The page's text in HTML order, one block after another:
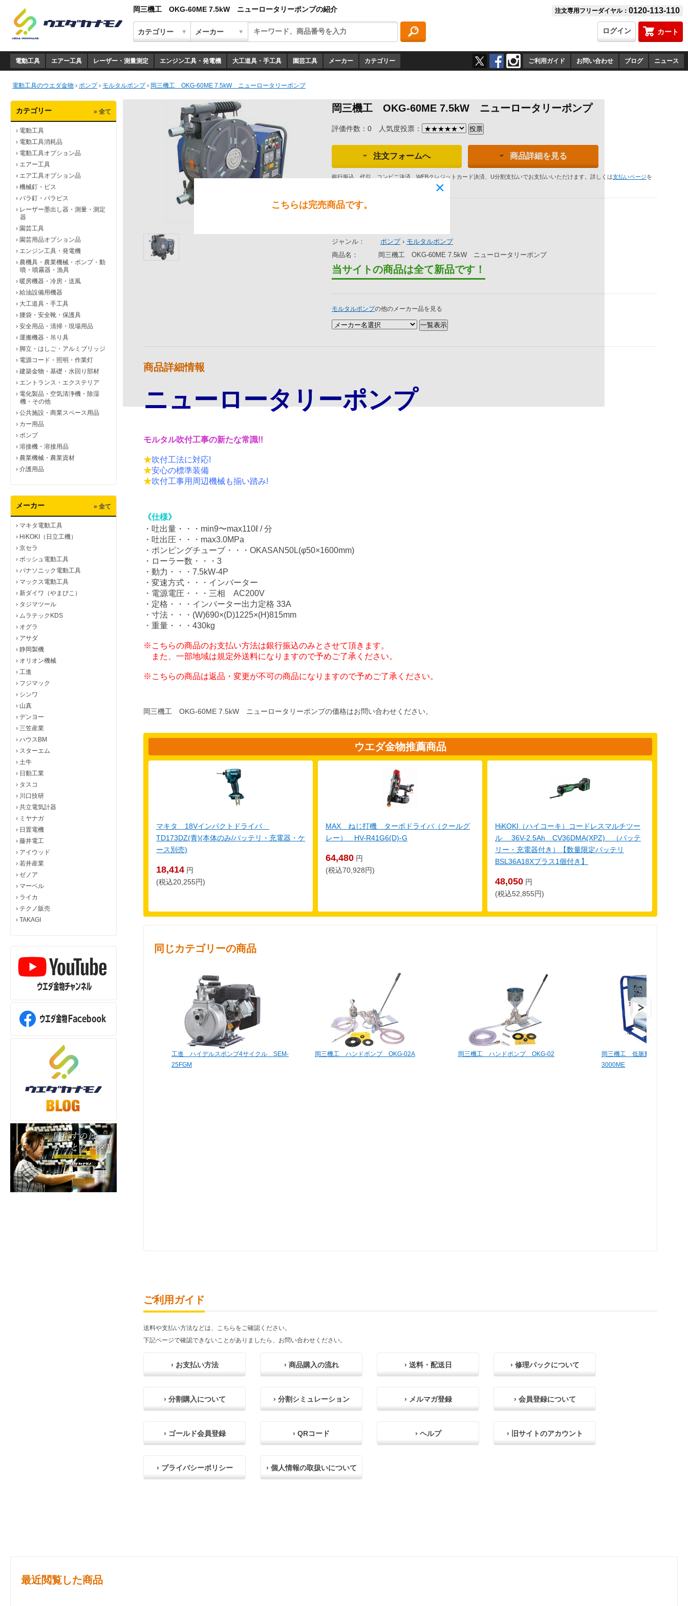
岡三機工 OKG-60ME 7.5kW ニューロータリーポンプの紹介 注文専用フリーダイヤル： 0120-113-110
カート
ログイン
電動工具 エアー工具 レーザー・測量測定 エンジン工具・発電機 大工道具・手工具 園芸工具 メーカー カテゴリー ご利用ガイド お問い合わせ ブログ ニュース
電動工具のウエダ金物 › ポンプ› モルタルポンプ› 岡三機工 OKG-60ME 7.5kW ニューロータリーポンプ
カテゴリー » 全て
› 電動工具
› 電動工具消耗品
› 電動工具オプション品
› エアー工具
› エア工具オプション品
› 機械釘・ビス
› バラ釘・バラビス
› レーザー墨出し器・測量・測定
器
› 園芸工具
› 園芸用品オプション品
› エンジン工具・発電機
› 農機具・農業機械・ポンプ・動
噴・噴霧器・漁具
› 暖房機器・冷房・送風
› 給油設備用機器
› 大工道具・手工具
› 腰袋・安全靴・保護具
› 安全用品・清掃・現場用品
› 運搬機器・吊り具
› 脚立・はしご・アルミブリッジ
› 電源コード・照明・作業灯
› 建築金物・基礎・水回り部材
› エントランス・エクステリア
› 電化製品・空気清浄機・除湿
機・その他
› 公共施設・商業スペース用品
› カー用品
› ポンプ
› 溶接機・溶接用品
› 農業機械・農業資材
› 介護用品
メーカー » 全て
› マキタ電動工具
› HiKOKI（日立工機）
› 京セラ
› ボッシュ電動工具
› パナソニック電動工具
› マックス電動工具
› 新ダイワ（やまびこ）
› タジマツール
› ムラテックKDS
› オグラ
› アサダ
› 静岡製機
› オリオン機械
› 工進
› フジマック
› シンワ
› 山真
› デンヨー
› 三笠産業
› ハウスBM
› スターエム
› 土牛
› 日動工業
› タスコ
› 川口技研
› 共立電気計器
› ミヤナガ
› 日置電機
› 藤井電工
› アイウッド
› 若井産業
› ゼノア
› マーベル
› ライカ
› テクノ販売
› TAKAGI
岡三機工 OKG-60ME 7.5kW ニューロータリーポンプ
評価件数：0 人気度投票：
注文フォームへ 商品詳細を見る
銀行振込、代引、コンビニ決済、WEBクレジットカード決済、U分割支払いでお支払いいただけます。詳しくは支払いページを
ジャンル：
ポンプ› モルタルポンプ
商品名：
岡三機工 OKG-60ME 7.5kW ニューロータリーポンプ
当サイトの商品は全て新品です！
モルタルポンプの他のメーカー品を見る
×
こちらは完売商品です。
商品詳細情報
ニューロータリーポンプ
モルタル吹付工事の新たな常識!!
★吹付工法に対応!
★安心の標準装備
★吹付工事用周辺機械も揃い踏み!
《仕様》
・吐出量・・・min9〜max110ℓ / 分
・吐出圧・・・max3.0MPa
・ポンピングチューブ・・・OKASAN50L(φ50×1600mm)
・ローラー数・・・3
・動力・・・7.5kW-4P
・変速方式・・・インバーター
・電源電圧・・・三相 AC200V
・定格・・・インバーター出力定格 33A
・寸法・・・(W)690×(D)1225×(H)815mm
・重量・・・430kg
※こちらの商品のお支払い方法は銀行振込のみとさせて頂きます。
また、一部地域は規定外送料になりますので予めご了承ください。
※こちらの商品は返品・変更が不可の商品になりますので予めご了承ください。
岡三機工 OKG-60ME 7.5kW ニューロータリーポンプの価格はお問い合わせください。
ウエダ金物推薦商品
マキタ 18Vインパクトドライバ
TD173DZ(青)(本体のみ/バッテリ・充電器・ケ
ース別売)
18,414 円
(税込20,255円)
MAX ねじ打機 ターボドライバ（クールグ
レー） HV-R41G6(D)-G
64,480 円
(税込70,928円)
HiKOKI（ハイコーキ）コードレスマルチツー
ル 36V-2.5Ah CV36DMA(XPZ) （バッテ
リー・充電器付き）【数量限定バッテリ
BSL36A18Xプラス1個付き】
48,050 円
(税込52,855円)
同じカテゴリーの商品
工進 ハイデルスポンプ4サイクル SEM-
25FGM
岡三機工 ハンドポンプ OKG-02A 岡三機工 ハンドポンプ OKG-02
岡三機工 低脈動急結剤圧送
3000ME
ご利用ガイド
送料や支払い方法などは、こちらをご確認ください。
下記ページで確認できないことがありましたら、お問い合わせください。
› お支払い方法 › 商品購入の流れ › 送料・配送日 › 修理パックについて
› 分割購入について › 分割シミュレーション › メルマガ登録 › 会員登録について
› ゴールド会員登録 › QRコード › ヘルプ › 旧サイトのアカウント
› プライバシーポリシー › 個人情報の取扱いについて
最近閲覧した商品